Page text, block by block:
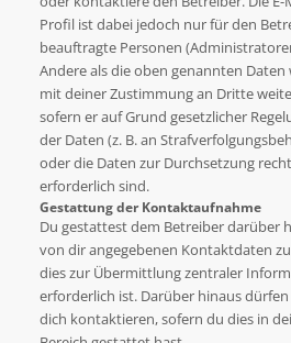
Profil ist dabei jedoch nur für den
beauftragte Personen
Andere als die oben genannten
mit deiner Zustimmung an Dritte
sofern er auf Grund gesetzlicher
der Daten (z. B. an
oder die Daten zur Durchsetzung
erforderlich sind.
Gestattung der Kontaktaufnahme
Du gestattest dem Betreiber darüber
von dir angegebenen Kontaktdaten
dies zur Übermittlung zentraler
erforderlich ist. Darüber hinaus
dich kontaktieren, sofern du dies in